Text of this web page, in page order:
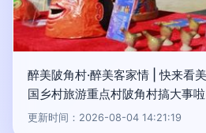
醉美陂角村·醉美客家情 | 快来看
国乡村旅游重点村陂角村搞大事
更新时间：2026-08-04 14:21:19